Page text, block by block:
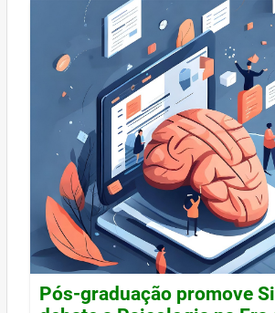
Pós-graduação promove